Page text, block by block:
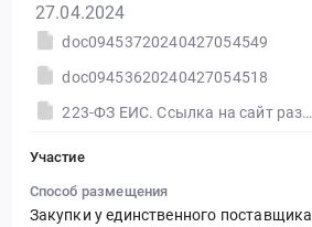
27.04.2024
doc09453720240427054549
doc09453620240427054518
223-ФЗ ЕИС. Ссылка на сайт размещения тендера #30582996166.doc
Участие
Способ размещения
Закупки у единственного поставщика